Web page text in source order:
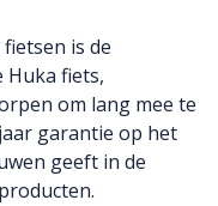
is de
Huka fiets,
om lang mee te
garantie op het
geeft in de